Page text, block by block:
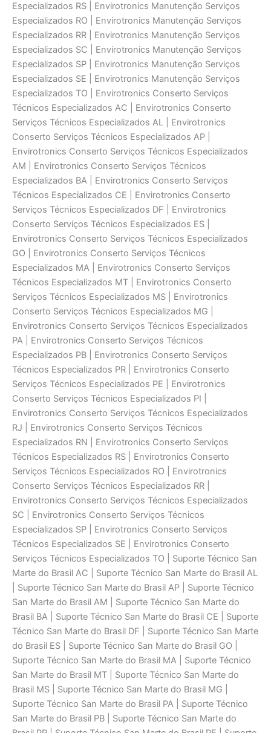
Especializados RS | Envirotronics Manutenção Serviços
Especializados RO | Envirotronics Manutenção Serviços
Especializados RR | Envirotronics Manutenção Serviços
Especializados SC | Envirotronics Manutenção Serviços
Especializados SP | Envirotronics Manutenção Serviços
Especializados SE | Envirotronics Manutenção Serviços
Especializados TO | Envirotronics Conserto Serviços
Técnicos Especializados AC | Envirotronics Conserto
Serviços Técnicos Especializados AL | Envirotronics
Conserto Serviços Técnicos Especializados AP |
Envirotronics Conserto Serviços Técnicos Especializados
AM | Envirotronics Conserto Serviços Técnicos
Especializados BA | Envirotronics Conserto Serviços
Técnicos Especializados CE | Envirotronics Conserto
Serviços Técnicos Especializados DF | Envirotronics
Conserto Serviços Técnicos Especializados ES |
Envirotronics Conserto Serviços Técnicos Especializados
GO | Envirotronics Conserto Serviços Técnicos
Especializados MA | Envirotronics Conserto Serviços
Técnicos Especializados MT | Envirotronics Conserto
Serviços Técnicos Especializados MS | Envirotronics
Conserto Serviços Técnicos Especializados MG |
Envirotronics Conserto Serviços Técnicos Especializados
PA | Envirotronics Conserto Serviços Técnicos
Especializados PB | Envirotronics Conserto Serviços
Técnicos Especializados PR | Envirotronics Conserto
Serviços Técnicos Especializados PE | Envirotronics
Conserto Serviços Técnicos Especializados PI |
Envirotronics Conserto Serviços Técnicos Especializados
RJ | Envirotronics Conserto Serviços Técnicos
Especializados RN | Envirotronics Conserto Serviços
Técnicos Especializados RS | Envirotronics Conserto
Serviços Técnicos Especializados RO | Envirotronics
Conserto Serviços Técnicos Especializados RR |
Envirotronics Conserto Serviços Técnicos Especializados
SC | Envirotronics Conserto Serviços Técnicos
Especializados SP | Envirotronics Conserto Serviços
Técnicos Especializados SE | Envirotronics Conserto
Serviços Técnicos Especializados TO | Suporte Técnico San
Marte do Brasil AC | Suporte Técnico San Marte do Brasil AL
| Suporte Técnico San Marte do Brasil AP | Suporte Técnico
San Marte do Brasil AM | Suporte Técnico San Marte do
Brasil BA | Suporte Técnico San Marte do Brasil CE | Suporte
Técnico San Marte do Brasil DF | Suporte Técnico San Marte
do Brasil ES | Suporte Técnico San Marte do Brasil GO |
Suporte Técnico San Marte do Brasil MA | Suporte Técnico
San Marte do Brasil MT | Suporte Técnico San Marte do
Brasil MS | Suporte Técnico San Marte do Brasil MG |
Suporte Técnico San Marte do Brasil PA | Suporte Técnico
San Marte do Brasil PB | Suporte Técnico San Marte do